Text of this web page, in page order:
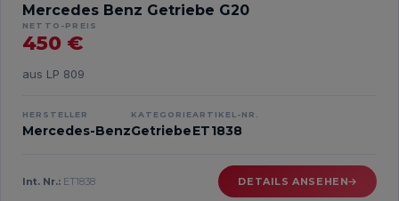
Mercedes Benz Getriebe G20
NETTO-PREIS
450 €
aus LP 809
HERSTELLER
Mercedes-Benz
KATEGORIE
Getriebe
ARTIKEL-NR.
ET1838
Int. Nr.: ET1838 DETAILS ANSEHEN